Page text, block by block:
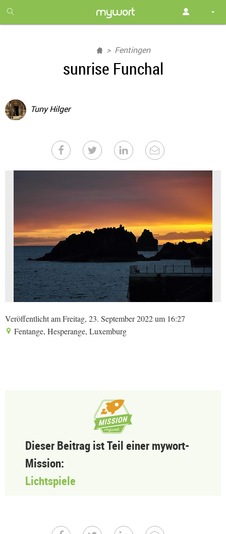
month
free
Fentingen
sunrise Funchal
Tuny Hilger
Veröffentlicht am Freitag, 23. September 2022 um 16:27
Fentange, Hesperange, Luxemburg
Dieser Beitrag ist Teil einer mywort-
Mission:
Lichtspiele